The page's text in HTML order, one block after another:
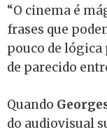
“O cinema é
frases que
pouco de lógica
de parecido
Quando
do audiovisual